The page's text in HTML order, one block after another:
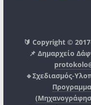
🔰 Copyright ©
📌 Δημαρχείο
🔹Σχεδιασμός-